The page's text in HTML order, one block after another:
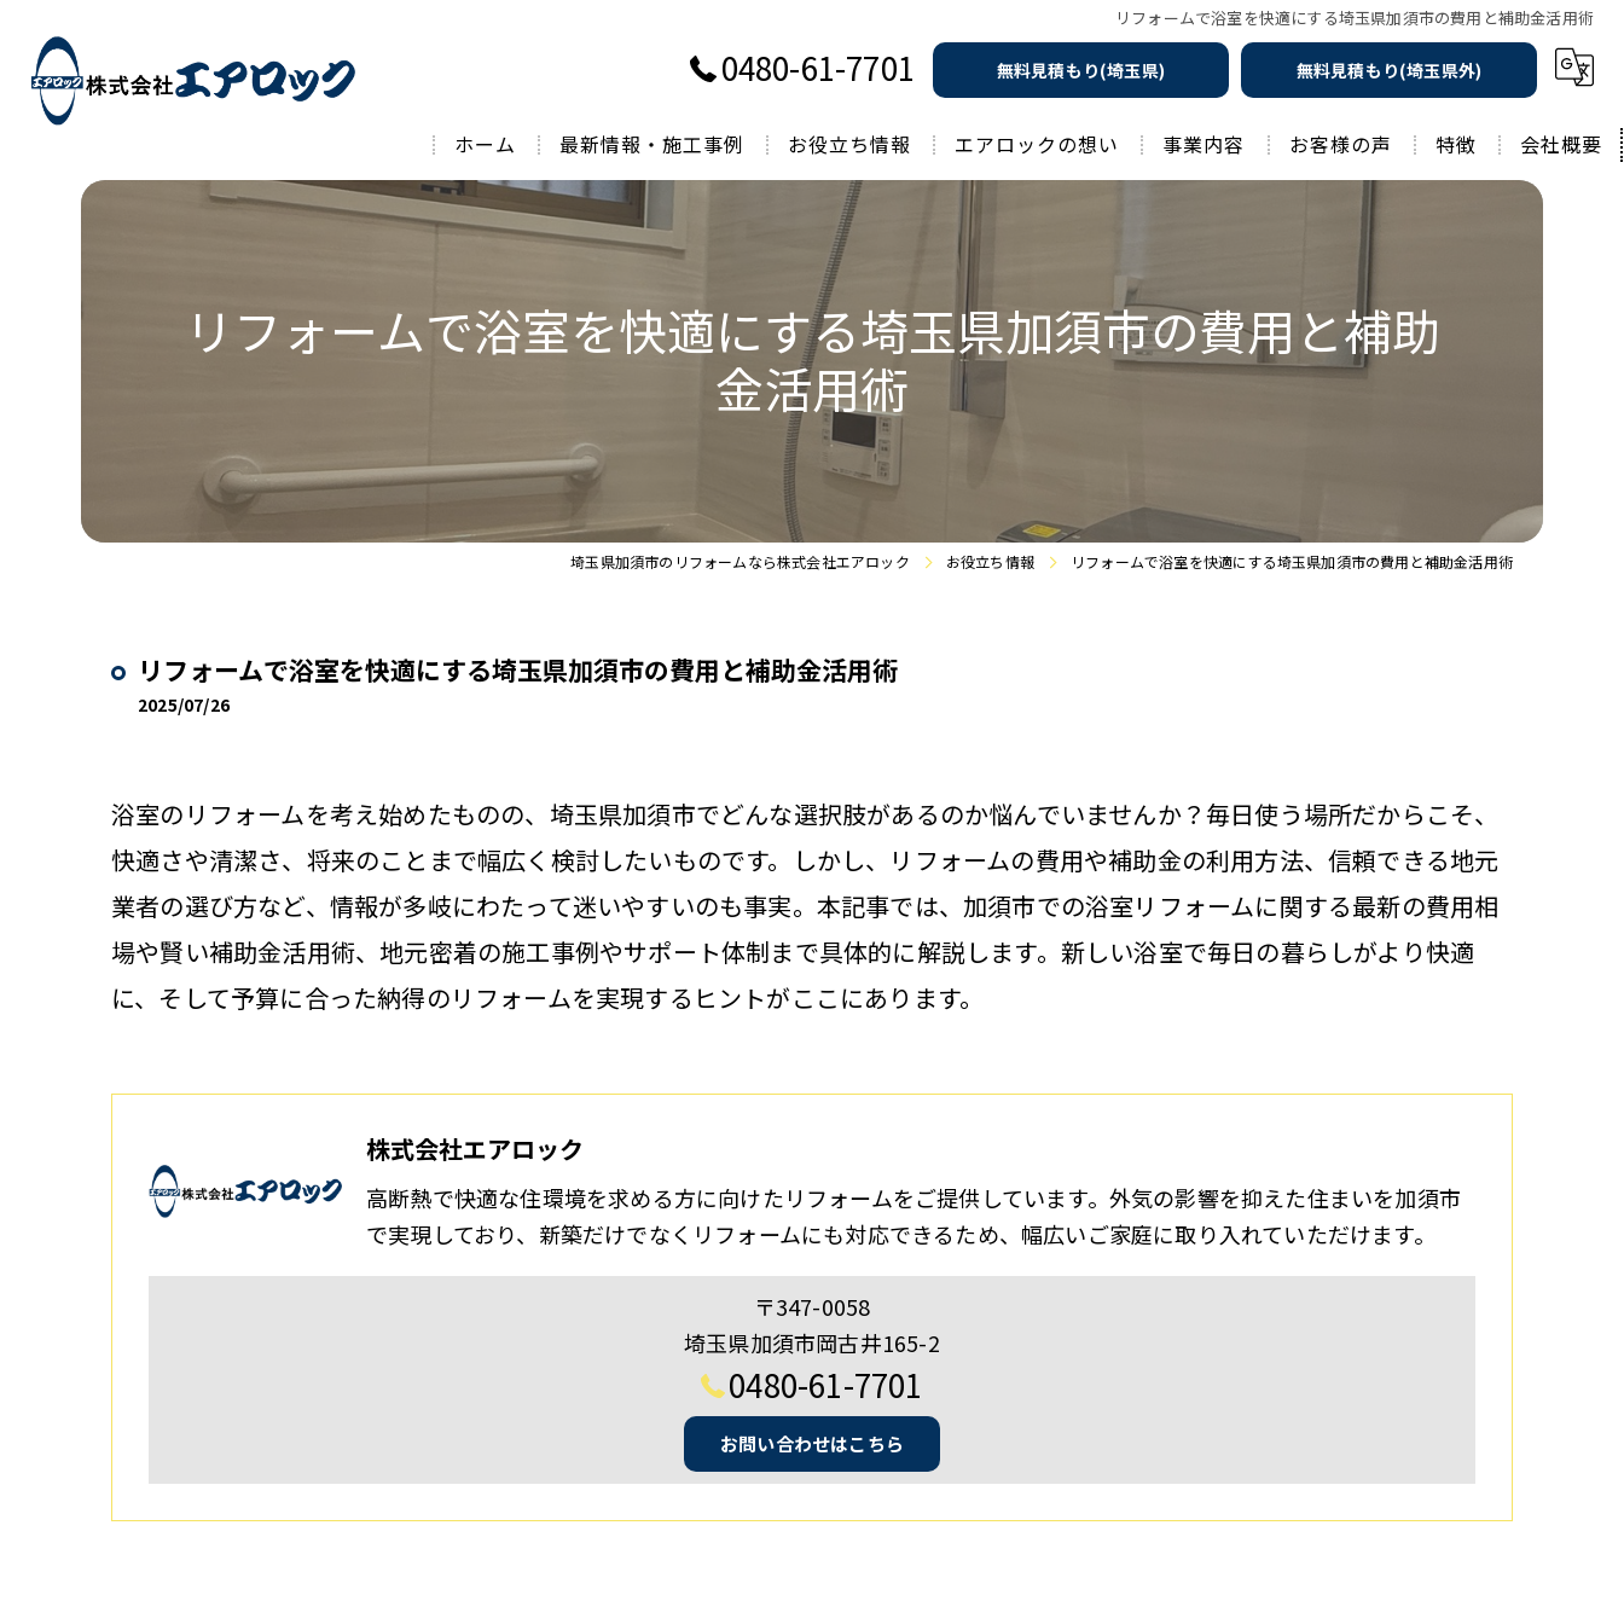
リフォームで浴室を快適にする埼玉県加須市の費用と補助金活用術
0480-61-7701 無料見積もり(埼玉県) 無料見積もり(埼玉県外)
ホーム 最新情報・施工事例 お役立ち情報
過去のお役立ち情報
エアロックの想い 事業内容 お客様の声 特徴 会社概要
リフォームで浴室を快適にする埼玉県加須市の費用と補助
金活用術
埼玉県加須市のリフォームなら株式会社エアロック お役立ち情報 リフォームで浴室を快適にする埼玉県加須市の費用と補助金活用術
リフォームで浴室を快適にする埼玉県加須市の費用と補助金活用術
2025/07/26
浴室のリフォームを考え始めたものの、埼玉県加須市でどんな選択肢があるのか悩んでいませんか？毎日使う場所だからこそ、
快適さや清潔さ、将来のことまで幅広く検討したいものです。しかし、リフォームの費用や補助金の利用方法、信頼できる地元
業者の選び方など、情報が多岐にわたって迷いやすいのも事実。本記事では、加須市での浴室リフォームに関する最新の費用相
場や賢い補助金活用術、地元密着の施工事例やサポート体制まで具体的に解説します。新しい浴室で毎日の暮らしがより快適
に、そして予算に合った納得のリフォームを実現するヒントがここにあります。
株式会社エアロック
高断熱で快適な住環境を求める方に向けたリフォームをご提供しています。外気の影響を抑えた住まいを加須市
で実現しており、新築だけでなくリフォームにも対応できるため、幅広いご家庭に取り入れていただけます。
〒347-0058
埼玉県加須市岡古井165-2
0480-61-7701
お問い合わせはこちら